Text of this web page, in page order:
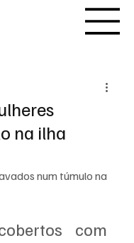
na ilha
num túmulo na
com